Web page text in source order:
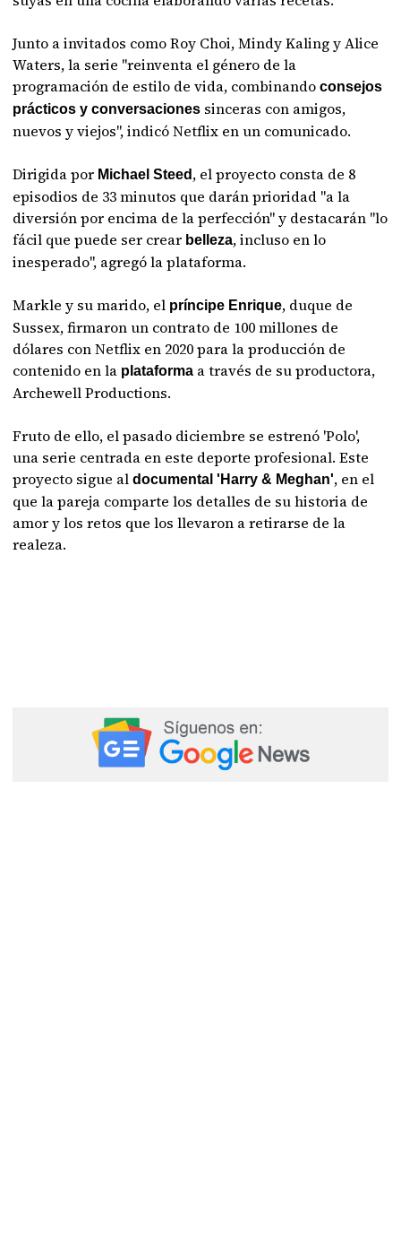
Junto a invitados como Roy Choi, Mindy Kaling y Alice
Waters, la serie "reinventa el género de la
programación de estilo de vida, combinandoconsejos
prácticos y conversaciones sinceras con amigos,
nuevos y viejos", indicó Netflix en un comunicado.
Dirigida por Michael Steed , el proyecto consta de 8
episodios de 33 minutos que darán prioridad "a la
diversión por encima de la perfección" y destacarán "lo
fácil que puede ser crear belleza, incluso en lo
inesperado", agregó la plataforma.
Markle y su marido, el príncipe Enrique, duque de
Sussex, firmaron un contrato de 100 millones de
dólares con Netflix en 2020 para la producción de
contenido en la plataforma a través de su productora,
Archewell Productions.
Fruto de ello, el pasado diciembre se estrenó 'Polo',
una serie centrada en este deporte profesional. Este
proyecto sigue aldocumental 'Harry & Meghan', en el
que la pareja comparte los detalles de su historia de
amor y los retos que los llevaron a retirarse de la
realeza.